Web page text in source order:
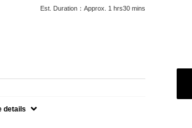
Est. Duration：Approx. 1 hrs30 mins
details